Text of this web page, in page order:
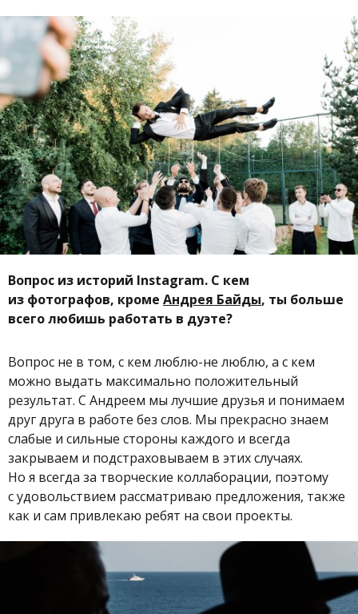
Вопрос из историй Instagram. С кем
из фотографов, кроме Андрея Байды, ты больше
всего любишь работать в дуэте?
Вопрос не в том, с кем люблю-не люблю, а с кем
можно выдать максимально положительный
результат. С Андреем мы лучшие друзья и понимаем
друг друга в работе без слов. Мы прекрасно знаем
слабые и сильные стороны каждого и всегда
закрываем и подстраховываем в этих случаях.
Но я всегда за творческие коллаборации, поэтому
с удовольствием рассматриваю предложения, также
как и сам привлекаю ребят на свои проекты.